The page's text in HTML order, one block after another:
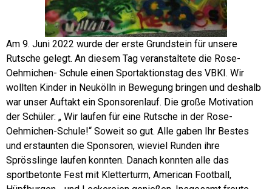
Am 9. Juni 2022 wurde der erste Grundstein für unsere
Rutsche gelegt. An diesem Tag veranstaltete die Rose-
Oehmichen- Schule einen Sportaktionstag des VBKI. Wir
wollten Kinder in Neukölln in Bewegung bringen und deshalb
war unser Auftakt ein Sponsorenlauf. Die große Motivation
der Schüler: „ Wir laufen für eine Rutsche in der Rose-
Oehmichen-Schule!“ Soweit so gut. Alle gaben Ihr Bestes
und erstaunten die Sponsoren, wieviel Runden ihre
Sprösslinge laufen konnten. Danach konnten alle das
sportbetonte Fest mit Kletterturm, American Football,